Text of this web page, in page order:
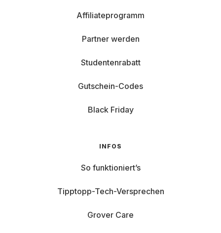
Affiliateprogramm
Partner werden
Studentenrabatt
Gutschein-Codes
Black Friday
INFOS
So funktioniert’s
Tipptopp-Tech-Versprechen
Grover Care